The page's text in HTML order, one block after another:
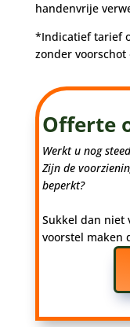
handenvrije
*Indicatief tarief
zonder
Offerte
Werkt u nog
Zijn de
beperkt?
Sukkel dan niet
voorstel maken